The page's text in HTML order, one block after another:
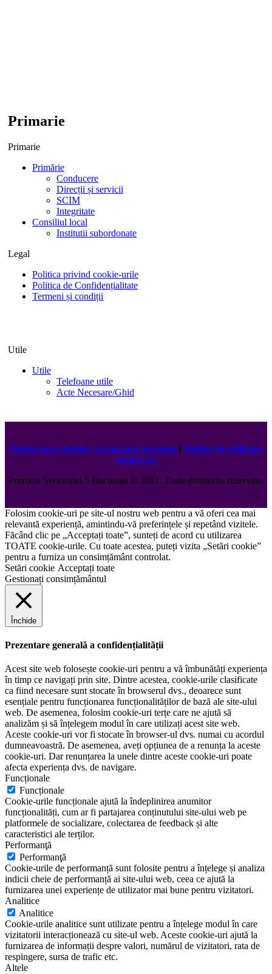
Primarie
Primarie
Primărie
Conducere
Direcții și servicii
SCIM
Integritate
Consiliul local
Institutii subordonate
Legal
Politica privind cookie-urile
Politica de Confidențialitate
Termeni și condiții
Utile
Utile
Telefoane utile
Acte Necesare/Ghid
Prelucrarea datelor cu caracter personal | Politica de utilizare
cookie-uri
Primăria Sectorului 5 București ©️2021. Toate drepturile rezervate.
Folosim cookie-uri pe site-ul nostru web pentru a vă oferi cea mai
relevantă experiență, amintindu-vă preferințele și repetând vizitele.
Făcând clic pe „Acceptați toate”, sunteți de acord cu utilizarea
TOATE cookie-urile. Cu toate acestea, puteți vizita „Setări cookie”
pentru a furniza un consimțământ controlat.
Setări cookie Acceptați toate
Gestionați consimțământul
Închide
Prezentare generală a confidențialității
Acest site web folosește cookie-uri pentru a vă îmbunătăți experiența
în timp ce navigați prin site. Dintre acestea, cookie-urile clasificate
ca fiind necesare sunt stocate în browserul dvs., deoarece sunt
esențiale pentru funcționarea funcționalităților de bază ale site-ului
web. De asemenea, folosim cookie-uri terțe care ne ajută să
analizăm și să înțelegem modul în care utilizați acest site web.
Aceste cookie-uri vor fi stocate în browser-ul dvs. numai cu acordul
dumneavoastră. De asemenea, aveți opțiunea de a renunța la aceste
cookie-uri. Dar renunțarea la unele dintre aceste cookie-uri poate
afecta experiența dvs. de navigare.
Funcționale
Funcționale
Cookie-urile funcționale ajută la îndeplinirea anumitor
funcționalități, cum ar fi partajarea conținutului site-ului web pe
platformele de socializare, colectarea de feedback și alte
caracteristici ale terților.
Performanţă
Performanţă
Cookie-urile de performanță sunt folosite pentru a înțelege și analiza
indicii cheie de performanță ai site-ului web, ceea ce ajută la
furnizarea unei experiențe de utilizator mai bune pentru vizitatori.
Analitice
Analitice
Cookie-urile analitice sunt utilizate pentru a înțelege modul în care
vizitatorii interacționează cu site-ul web. Aceste cookie-uri ajută la
furnizarea de informații despre valori, numărul de vizitatori, rata de
respingere, sursa de trafic etc.
Altele